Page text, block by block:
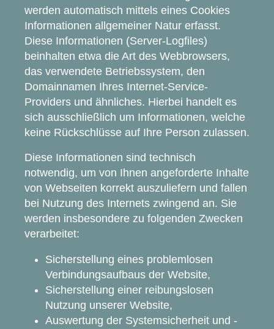
werden automatisch mittels eines Cookies
Informationen allgemeiner Natur erfasst.
Diese Informationen (Server-Logfiles)
beinhalten etwa die Art des Webbrowsers,
das verwendete Betriebssystem, den
Domainnamen Ihres Internet-Service-
Providers und ähnliches. Hierbei handelt es
sich ausschließlich um Informationen, welche
keine Rückschlüsse auf Ihre Person zulassen.
Diese Informationen sind technisch
notwendig, um von Ihnen angeforderte Inhalte
von Webseiten korrekt auszuliefern und fallen
bei Nutzung des Internets zwingend an. Sie
werden insbesondere zu folgenden Zwecken
verarbeitet:
Sicherstellung eines problemlosen
Verbindungsaufbaus der Website,
Sicherstellung einer reibungslosen
Nutzung unserer Website,
Auswertung der Systemsicherheit und -